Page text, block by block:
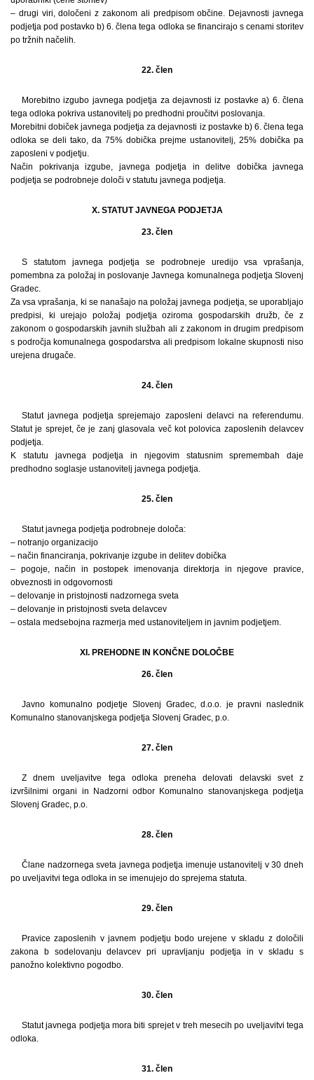
– drugi viri, določeni z zakonom ali predpisom občine. Dejavnosti javnega
podjetja pod postavko b) 6. člena tega odloka se financirajo s cenami storitev
po tržnih načelih.
22. člen
Morebitno izgubo javnega podjetja za dejavnosti iz postavke a) 6. člena
tega odloka pokriva ustanovitelj po predhodni proučitvi poslovanja.
Morebitni dobiček javnega podjetja za dejavnosti iz postavke b) 6. člena tega
odloka se deli tako, da 75% dobička prejme ustanovitelj, 25% dobička pa
zaposleni v podjetju.
Način pokrivanja izgube, javnega podjetja in delitve dobička javnega
podjetja se podrobneje določi v statutu javnega podjetja.
X. STATUT JAVNEGA PODJETJA
23. člen
S statutom javnega podjetja se podrobneje uredijo vsa vprašanja,
pomembna za položaj in poslovanje Javnega komunalnega podjetja Slovenj
Gradec.
Za vsa vprašanja, ki se nanašajo na položaj javnega podjetja, se uporabljajo
predpisi, ki urejajo položaj podjetja oziroma gospodarskih družb, če z
zakonom o gospodarskih javnih službah ali z zakonom in drugim predpisom
s področja komunalnega gospodarstva ali predpisom lokalne skupnosti niso
urejena drugače.
24. člen
Statut javnega podjetja sprejemajo zaposleni delavci na referendumu.
Statut je sprejet, če je zanj glasovala več kot polovica zaposlenih delavcev
podjetja.
K statutu javnega podjetja in njegovim statusnim spremembah daje
predhodno soglasje ustanovitelj javnega podjetja.
25. člen
Statut javnega podjetja podrobneje določa:
– notranjo organizacijo
– način financiranja, pokrivanje izgube in delitev dobička
– pogoje, način in postopek imenovanja direktorja in njegove pravice,
obveznosti in odgovornosti
– delovanje in pristojnosti nadzornega sveta
– delovanje in pristojnosti sveta delavcev
– ostala medsebojna razmerja med ustanoviteljem in javnim podjetjem.
XI. PREHODNE IN KONČNE DOLOČBE
26. člen
Javno komunalno podjetje Slovenj Gradec, d.o.o. je pravni naslednik
Komunalno stanovanjskega podjetja Slovenj Gradec, p.o.
27. člen
Z dnem uveljavitve tega odloka preneha delovati delavski svet z
izvršilnimi organi in Nadzorni odbor Komunalno stanovanjskega podjetja
Slovenj Gradec, p.o.
28. člen
Člane nadzornega sveta javnega podjetja imenuje ustanovitelj v 30 dneh
po uveljavitvi tega odloka in se imenujejo do sprejema statuta.
29. člen
Pravice zaposlenih v javnem podjetju bodo urejene v skladu z določili
zakona b sodelovanju delavcev pri upravljanju podjetja in v skladu s
panožno kolektivno pogodbo.
30. člen
Statut javnega podjetja mora biti sprejet v treh mesecih po uveljavitvi tega
odloka.
31. člen